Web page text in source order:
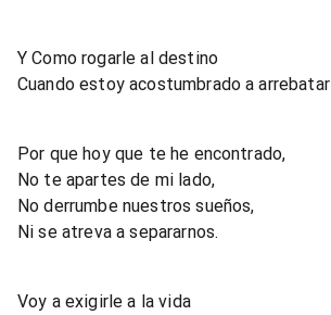
Y Como rogarle al destino
Cuando estoy acostumbrado a arrebatar
Por que hoy que te he encontrado,
No te apartes de mi lado,
No derrumbe nuestros sueños,
Ni se atreva a separarnos.
Voy a exigirle a la vida